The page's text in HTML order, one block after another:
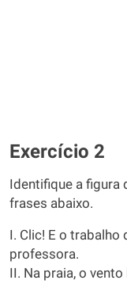
Exercício 2
Identifique a figura
frases abaixo.
I. Clic! E o trabalho
professora.
II. Na praia, o